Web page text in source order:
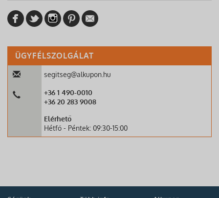
ÜGYFÉLSZOLGÁLAT
segitseg@alkupon.hu
+36 1 490-0010
+36 20 283 9008
Elérhető
Hétfő - Péntek: 09:30-15:00